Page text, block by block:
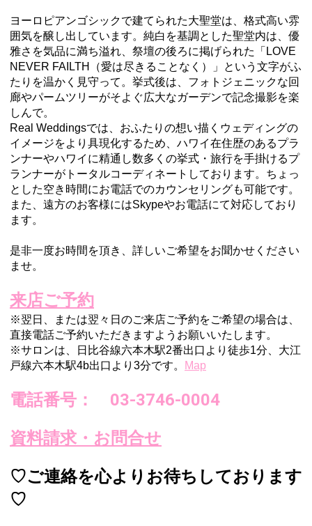
ヨーロピアンゴシックで建てられた大聖堂は、格式高い雰
囲気を醸し出しています。純白を基調とした聖堂内は、優
雅さを気品に満ち溢れ、祭壇の後ろに掲げられた「LOVE
NEVER FAILTH（愛は尽きることなく）」という文字がふ
たりを温かく見守って。挙式後は、フォトジェニックな回
廊やパームツリーがそよぐ広大なガーデンで記念撮影を楽
しんで。
Real Weddingsでは、 おふたりの想い描くウェディングの
イメージをより具現化するため 、ハワイ在住歴のあるプラ
ンナーやハワイに精通し数多くの挙式・ 旅行を手掛けるプ
ランナーがトータルコーディネートしており ます。ちょっ
とした空き時間にお電話でのカウンセリングも可能です。
また、遠方のお客様にはSkypeやお電話にて対応しており
ます。
是非一度お時間を頂き、詳しいご希望をお聞かせください
ませ。
来店ご予約
※翌日、または翌々日のご来店ご予約をご希望の場合は、
直接電話ご予約いただきますようお願いいたします。
※サロンは、日比谷線六本木駅2番出口より徒歩1分、 大江
戸線六本木駅4b出口より3分です。 Map
電話番号： 03-3746-0004
資料請求・お問合せ
♡ご連絡を心よりお待ちしております
♡